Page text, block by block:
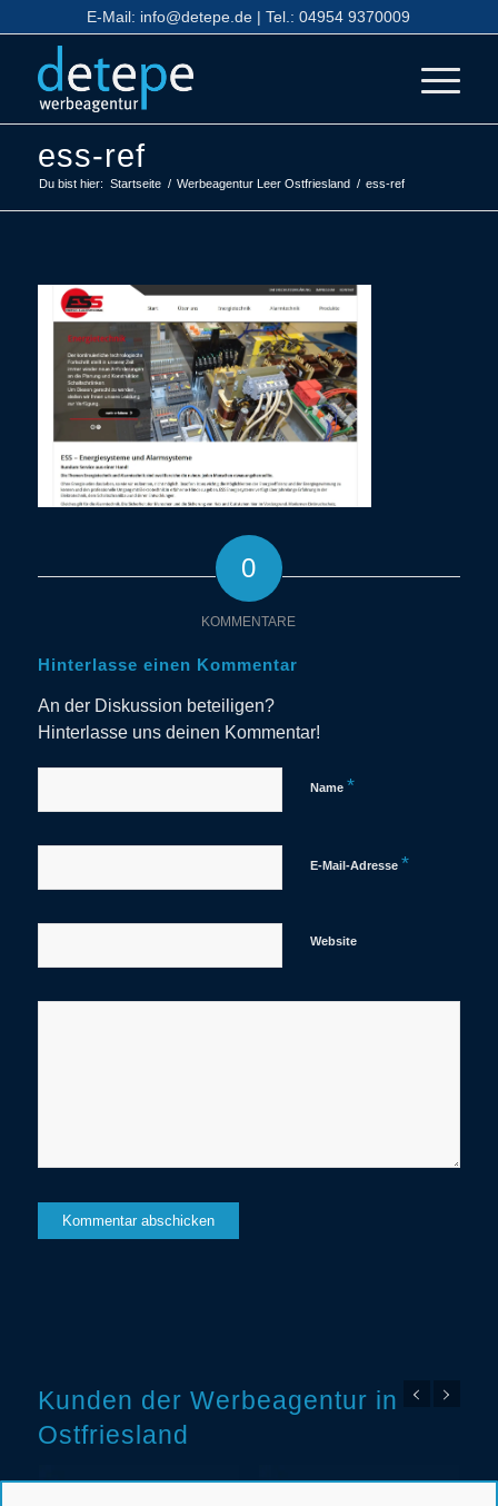
E-Mail: info@detepe.de | Tel.:04954 9370009
ess-ref
Du bist hier: Startseite / Werbeagentur Leer Ostfriesland / ess-ref
0
KOMMENTARE
Hinterlasse einen Kommentar
An der Diskussion beteiligen?
Hinterlasse uns deinen Kommentar!
Name *
E-Mail-Adresse *
Website
Kunden der Werbeagentur in
Ostfriesland